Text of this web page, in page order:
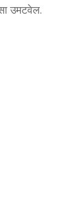
उमटवेल.